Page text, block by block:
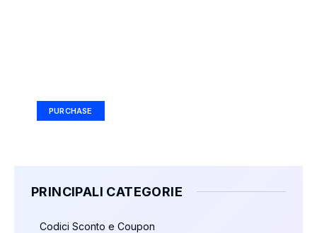
PURCHASE
PRINCIPALI CATEGORIE
Codici Sconto e Coupon